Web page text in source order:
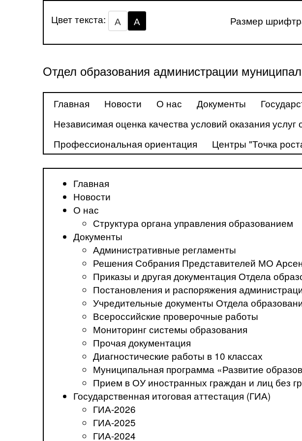
Цвет текста: А А Размер
Отдел образования администрации
Главная Новости О нас Документы
Независимая оценка качества условий оказания
Профессиональная ориентация
Центры "Точка
Главная
Новости
О нас
Структура органа управления образованием
Документы
Административные регламенты
Решения Собрания Представителей МО
Приказы и другая документация Отдела
Постановления и распоряжения
Учредительные документы Отдела
Всероссийские проверочные работы
Мониторинг системы образования
Прочая документация
Диагностические работы в 10 классах
Муниципальная программа «Развитие
Прием в ОУ иностранных граждан и лиц без
Государственная итоговая аттестация (ГИА)
ГИА-2026
ГИА-2025
ГИА-2024